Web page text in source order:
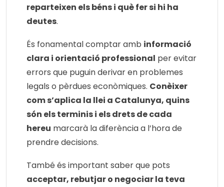
reparteixen els béns i què fer si hi ha
deutes.
És fonamental comptar amb informació
clara i orientació professional per evitar
errors que puguin derivar en problemes
legals o pèrdues econòmiques. Conèixer
com s’aplica la llei a Catalunya, quins
són els terminis i els drets de cada
hereu marcarà la diferència a l’hora de
prendre decisions.
També és important saber que pots
acceptar, rebutjar o negociar la teva